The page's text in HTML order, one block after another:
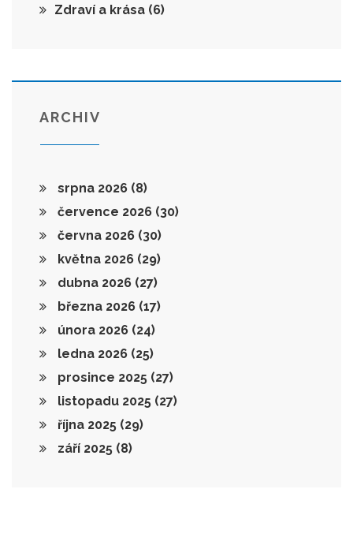
Zdraví a krása (6)
ARCHIV
srpna 2026 (8)
července 2026 (30)
června 2026 (30)
května 2026 (29)
dubna 2026 (27)
března 2026 (17)
února 2026 (24)
ledna 2026 (25)
prosince 2025 (27)
listopadu 2025 (27)
října 2025 (29)
září 2025 (8)